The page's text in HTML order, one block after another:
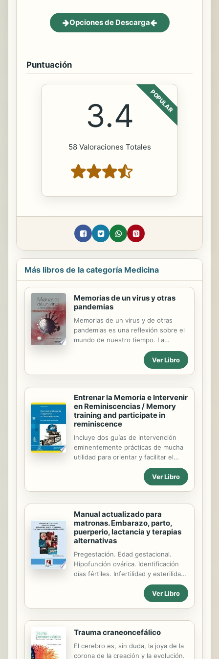
Opciones de Descarga
Puntuación
POPULAR
3.4
58 Valoraciones Totales
Más libros de la categoría Medicina
Memorias de un virus y otras
pandemias
Memorias de un virus y de otras
pandemias es una reflexión sobre el
mundo de nuestro tiempo. La
pandemia aparecida en Wuhan, como
las conocidas a lo largo de los siglos,
ha sido causada por un agente
magnitud han sido favorecidas por
las condiciones sociales y
económicas existentes, las
decisiones de los gobernantes y la
conducta de grupos de seres
humanos. Los hombres de épocas
anteriores no eran conscientes de la
inconveniencia de sus actos y poco
podían hacer para evitar los males
que les afectaban. No puede
afirmarse lo mismo en relación a los
Ver Libro
Entrenar la Memoria e Intervenir
en Reminiscencias / Memory
training and participate in
reminiscence
Incluye dos guías de intervención
eminentemente prácticas de mucha
utilidad para orientar y facilitar el
trabajo a los profesionales
encargados del diseño y desarrollo
de programas de intervención en
contenidos, propuestas
metodológicas, indicaciones diversas
y materiales para que los
profesionales puedan diseñar e
implementar intervenciones
contextualizadas.
Ver Libro
Manual actualizado para
matronas. Embarazo, parto,
puerperio, lactancia y terapias
alternativas
Pregestación. Edad gestacional.
Hipofunción ovárica. Identificación
días fértiles. Infertilidad y esterilidad.
Condiciones prenatales. Infecciones
Ver Libro
Trauma craneoncefálico
El cerebro es, sin duda, la joya de la
corona de la creación y la evolución.